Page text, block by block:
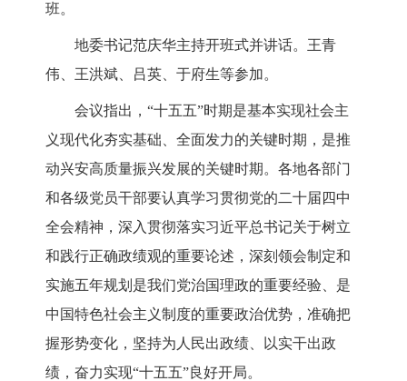
班。
地委书记范庆华主持开班式并讲话。王青
伟、王洪斌、吕英、于府生等参加。
会议指出，“十五五”时期是基本实现社会主
义现代化夯实基础、全面发力的关键时期，是推
动兴安高质量振兴发展的关键时期。各地各部门
和各级党员干部要认真学习贯彻党的二十届四中
全会精神，深入贯彻落实习近平总书记关于树立
和践行正确政绩观的重要论述，深刻领会制定和
实施五年规划是我们党治国理政的重要经验、是
中国特色社会主义制度的重要政治优势，准确把
握形势变化，坚持为人民出政绩、以实干出政
绩，奋力实现“十五五”良好开局。